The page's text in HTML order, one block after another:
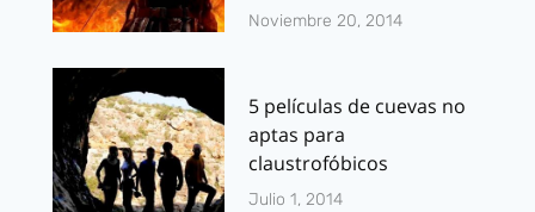
Noviembre 20, 2014
5 películas de cuevas no
aptas para
claustrofóbicos
Julio 1, 2014